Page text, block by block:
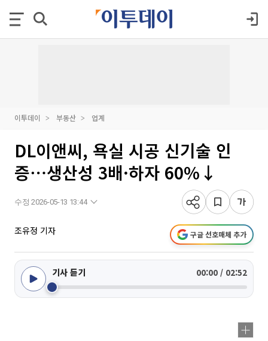
이투데이 부동산 업계
DL이앤씨, 욕실 시공 신기술 인
증⋯생산성 3배·하자 60%↓
수정 2026-05-13 13:44
조유정 기자 구글 선호매체 추가
기사 듣기 00:00 / 02:52